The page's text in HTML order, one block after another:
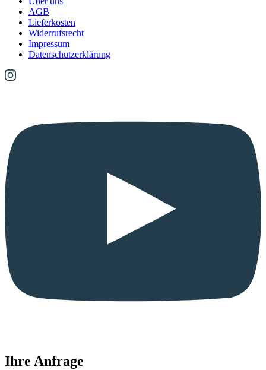
AGB
Lieferkosten
Widerrufsrecht
Impressum
Datenschutzerklärung
Ihre Anfrage